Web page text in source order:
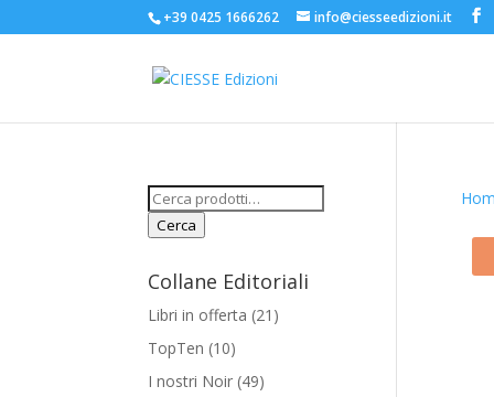
+39 0425 1666262 info@ciesseedizioni.it
Cerca:
Cerca
Collane Editoriali
Libri in offerta (21)
TopTen (10)
I nostri Noir (49)